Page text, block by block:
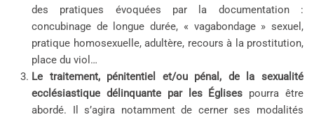
des pratiques évoquées par la documentation :
concubinage de longue durée, « vagabondage » sexuel,
pratique homosexuelle, adultère, recours à la prostitution,
place du viol…
Le traitement, pénitentiel et/ou pénal, de la sexualité
ecclésiastique délinquante par les Églises pourra être
abordé. Il s’agira notamment de cerner ses modalités